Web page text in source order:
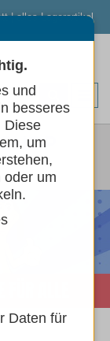
| alles Lagerartikel
und
besseres
Diese
um
oder um
Daten für